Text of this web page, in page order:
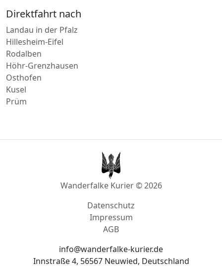
Direktfahrt nach
Landau in der Pfalz
Hillesheim-Eifel
Rodalben
Höhr-Grenzhausen
Osthofen
Kusel
Prüm
Wanderfalke Kurier © 2026
Datenschutz
Impressum
AGB
info@wanderfalke-kurier.de
Innstraße 4, 56567 Neuwied, Deutschland